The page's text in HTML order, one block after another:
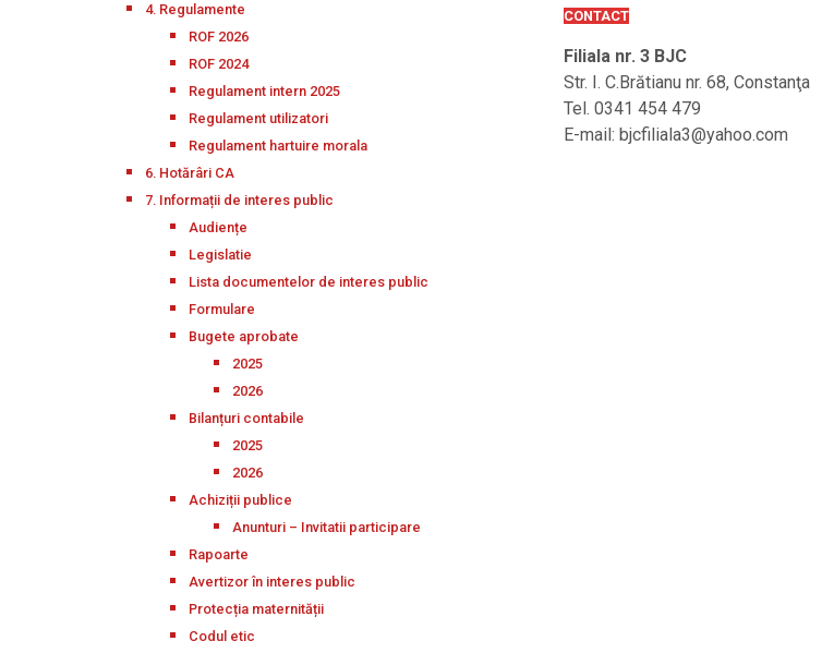
4. Regulamente
ROF 2026
ROF 2024
Regulament intern 2025
Regulament utilizatori
Regulament hartuire morala
6. Hotărâri CA
7. Informații de interes public
Audiențe
Legislatie
Lista documentelor de interes public
Formulare
Bugete aprobate
2025
2026
Bilanțuri contabile
2025
2026
Achiziții publice
Anunturi – Invitatii participare
Rapoarte
Avertizor în interes public
Protecția maternității
Codul etic
CONTACT
Filiala nr. 3 BJC
Str. I. C.Brătianu nr. 68, Constanţa
Tel. 0341 454 479
E-mail: bjcfiliala3@yahoo.com